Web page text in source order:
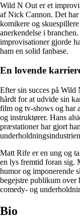
Wild N Out er et
af Nick Cannon. Det
komikere og
anerkendelse i
improvisationer gjorde
ham en solid fanbase.
En lovende
Efter sin succes på Wild
hårdt for at udvide sin
film og tv-shows og har
og instruktører. Hans
præstationer har gjort
Matt Rife er en ung og
en lys fremtid foran sig.
humor og imponerende
begejstre publikum over
comedy- og
Bio